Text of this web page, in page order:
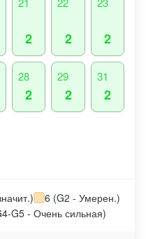
2 2 2
28
2
29
2
31
2
6 (G2 - Умерен.)
G5 - Очень сильная)